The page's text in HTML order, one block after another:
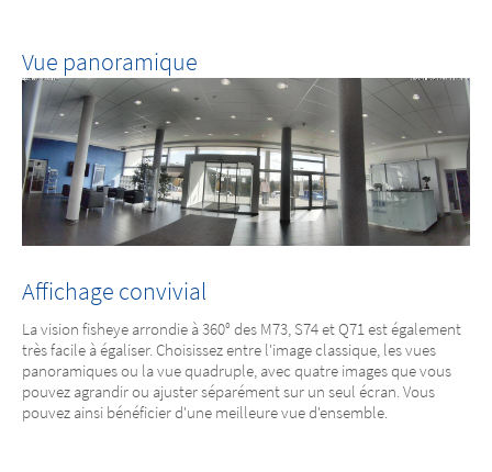
Vue panoramique
Affichage convivial
La vision fisheye arrondie à 360° des M73, S74 et Q71 est également
très facile à égaliser. Choisissez entre l'image classique, les vues
panoramiques ou la vue quadruple, avec quatre images que vous
pouvez agrandir ou ajuster séparément sur un seul écran. Vous
pouvez ainsi bénéficier d'une meilleure vue d'ensemble.